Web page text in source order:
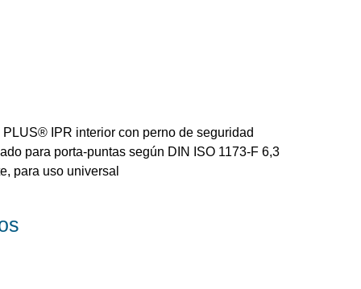
IPR interior con perno de seguridad
para porta-puntas según DIN ISO 1173-F 6,3
para uso universal